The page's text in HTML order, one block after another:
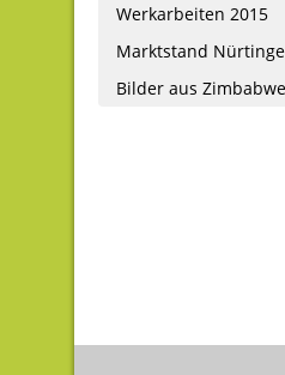
Werkarbeiten 2015
Marktstand
Bilder aus Zimbabwe